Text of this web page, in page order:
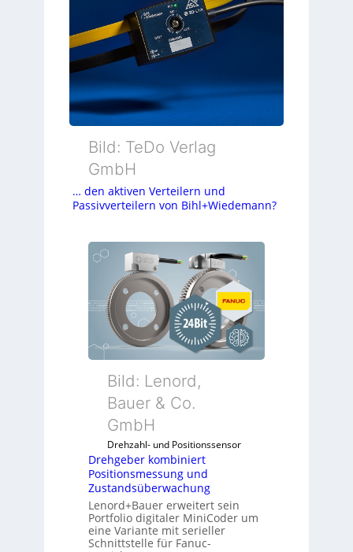
Bild: TeDo Verlag
GmbH
… den aktiven Verteilern und
Passivverteilern von Bihl+Wiedemann?
Bild: Lenord,
Bauer & Co.
GmbH
Drehzahl- und Positionssensor
Drehgeber kombiniert
Positionsmessung und
Zustandsüberwachung
Lenord+Bauer erweitert sein
Portfolio digitaler MiniCoder um
eine Variante mit serieller
Schnittstelle für Fanuc-